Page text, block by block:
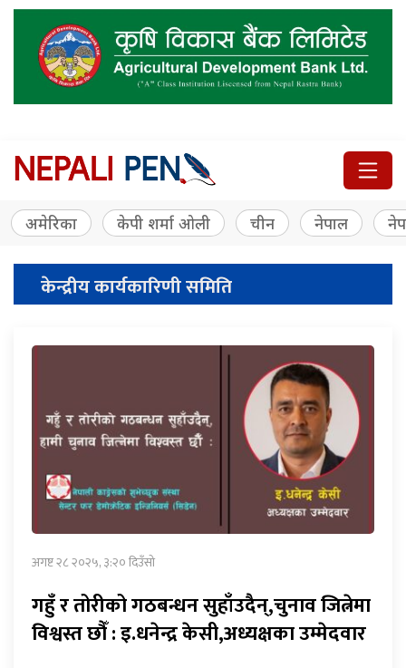
अमेरिका केपी शर्मा ओली चीन नेपाल
केन्द्रीय कार्यकारिणी समिति
अगष्ट २८ २०२५, ३:२० दिउँसो
गहुँ र तोरीको गठबन्धन सुहाँउदैन्,चुनाव जित्नेमा
विश्वस्त छौँ : इ.धनेन्द्र केसी,अध्यक्षका उम्मेदवार